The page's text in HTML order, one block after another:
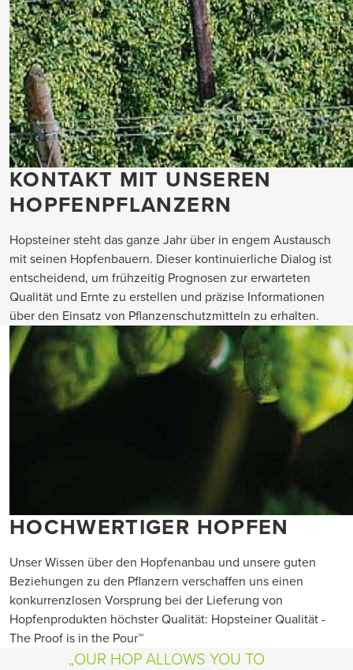
KONTAKT MIT UNSEREN
HOPFENPFLANZERN
Hopsteiner steht das ganze Jahr über in engem Austausch
mit seinen Hopfenbauern. Dieser kontinuierliche Dialog ist
entscheidend, um frühzeitig Prognosen zur erwarteten
Qualität und Ernte zu erstellen und präzise Informationen
über den Einsatz von Pflanzenschutzmitteln zu erhalten.
HOCHWERTIGER HOPFEN
Unser Wissen über den Hopfenanbau und unsere guten
Beziehungen zu den Pflanzern verschaffen uns einen
konkurrenzlosen Vorsprung bei der Lieferung von
Hopfenprodukten höchster Qualität: Hopsteiner Qualität -
The Proof is in the Pour™
OUR HOP ALLOWS YOU TO